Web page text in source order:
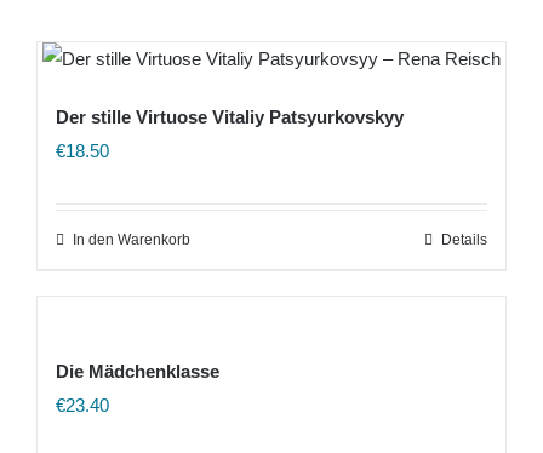
Der stille Virtuose Vitaliy Patsyurkovskyy
€18.50
In den Warenkorb Details
Die Mädchenklasse
€23.40